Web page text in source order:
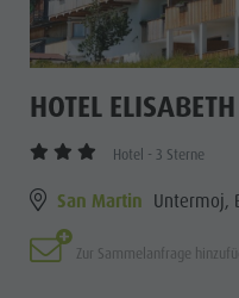
HOTEL
Hotel - 3 Sterne
San Martin Untermoj,
Zur Sammelanfrage